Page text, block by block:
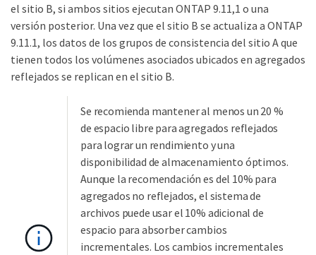
el sitio B, si ambos sitios ejecutan ONTAP 9.11,1 o una
versión posterior. Una vez que el sitio B se actualiza a ONTAP
9.11.1, los datos de los grupos de consistencia del sitio A que
tienen todos los volúmenes asociados ubicados en agregados
reflejados se replican en el sitio B.
Se recomienda mantener al menos un 20 %
de espacio libre para agregados reflejados
para lograr un rendimiento y una
disponibilidad de almacenamiento óptimos.
Aunque la recomendación es del 10% para
agregados no reflejados, el sistema de
archivos puede usar el 10% adicional de
espacio para absorber cambios
incrementales. Los cambios incrementales